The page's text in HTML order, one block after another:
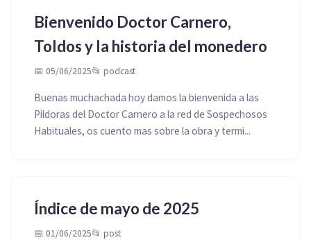
Bienvenido Doctor Carnero,
Toldos y la historia del monedero
📅 05/06/2025📂 podcast
Buenas muchachada hoy damos la bienvenida a las
Pildoras del Doctor Carnero a la red de Sospechosos
Habituales, os cuento mas sobre la obra y termi...
Índice de mayo de 2025
📅 01/06/2025📂 post